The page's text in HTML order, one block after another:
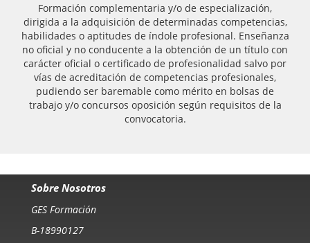
Formación complementaria y/o de especialización,
dirigida a la adquisición de determinadas competencias,
habilidades o aptitudes de índole profesional. Enseñanza
no oficial y no conducente a la obtención de un título con
carácter oficial o certificado de profesionalidad salvo por
vías de acreditación de competencias profesionales,
pudiendo ser baremable como mérito en bolsas de
trabajo y/o concursos oposición según requisitos de la
convocatoria.
Sobre Nosotros
GES Formación
B-18990127